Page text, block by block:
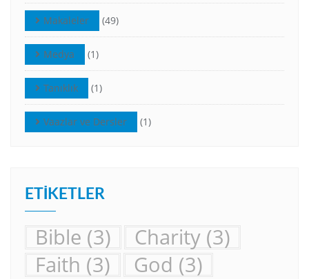
Makaleler (49)
Medya (1)
Tanıklık (1)
Vaazlar ve Dersler (1)
ETIKETLER
Bible (3) Charity (3)
Faith (3) God (3)